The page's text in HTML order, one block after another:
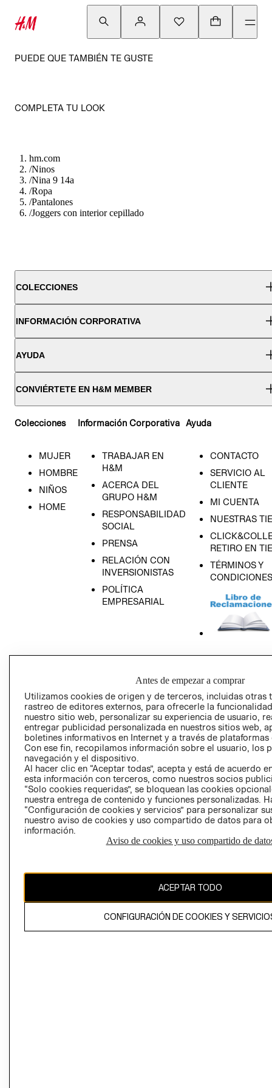
PUEDE QUE TAMBIÉN TE GUSTE
COMPLETA TU LOOK
hm.com
/Ninos
/Nina 9 14a
/Ropa
/Pantalones
/Joggers con interior cepillado
COLECCIONES
INFORMACIÓN CORPORATIVA
AYUDA
CONVIÉRTETE EN H&M MEMBER
Colecciones
MUJER
HOMBRE
NIÑOS
HOME
Información Corporativa
TRABAJAR EN
H&M
ACERCA DEL
GRUPO H&M
RESPONSABILIDAD
SOCIAL
PRENSA
RELACIÓN CON
INVERSIONISTAS
POLÍTICA
EMPRESARIAL
Ayuda
CONTACTO
SERVICIO AL
CLIENTE
MI CUENTA
NUESTRAS
RETIRO EN
TÉRMINOS Y
CONDICIONES
GIFT CARD
AVISO DE
Perú (S/)
CAMBIAR REGIÓN
propiedad de H&M Hennes & Mauritz AB
Antes de empezar a comprar
Utilizamos cookies de origen y de terceros, incluidas otras
rastreo de editores externos, para ofrecerle la
nuestro sitio web, personalizar su experiencia de usuario,
entregar publicidad personalizada en nuestros sitios web,
boletines informativos en Internet y a través de plataformas
Con ese fin, recopilamos información sobre el usuario, los
navegación y el dispositivo.
Al hacer clic en “Aceptar todas”, acepta y está de acuerdo
esta información con terceros, como nuestros socios
“Solo cookies requeridas”, se bloquean las cookies
nuestra entrega de contenido y funciones personalizadas.
“Configuración de cookies y servicios” para personalizar
nuestro aviso de cookies y uso compartido de datos para
información.
Aviso de cookies y uso compartido de
ACEPTAR TODO
CONFIGURACIÓN DE COOKIES Y